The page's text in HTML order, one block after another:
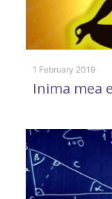
1 February 2019
Inima mea